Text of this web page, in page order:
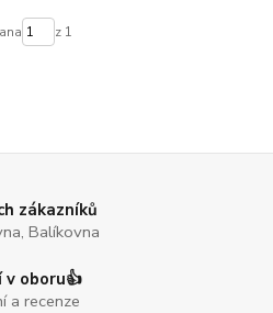
z 1
zákazníků
Balíkovna
oboru👍
a recenze